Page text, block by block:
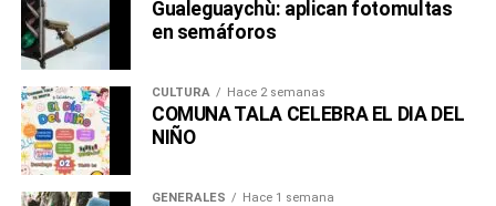
Gualeguaychù: aplican fotomultas
en semáforos
CULTURA Hace 2 semanas
COMUNA TALA CELEBRA EL DIA DEL
NIÑO
GENERALES Hace 1 semana